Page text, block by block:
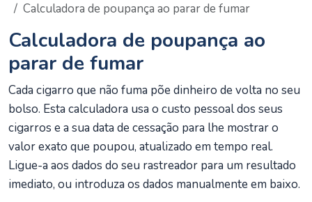
Calculadora de poupança ao parar de fumar
Calculadora de poupança ao
parar de fumar
Cada cigarro que não fuma põe dinheiro de volta no seu
bolso. Esta calculadora usa o custo pessoal dos seus
cigarros e a sua data de cessação para lhe mostrar o
valor exato que poupou, atualizado em tempo real.
Ligue-a aos dados do seu rastreador para um resultado
imediato, ou introduza os dados manualmente em baixo.